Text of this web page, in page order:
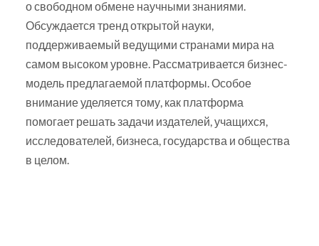
о свободном обмене научными знаниями.
Обсуждается тренд открытой науки,
поддерживаемый ведущими странами мира на
самом высоком уровне. Рассматривается бизнес-
модель предлагаемой платформы. Особое
внимание уделяется тому, как платформа
помогает решать задачи издателей, учащихся,
исследователей, бизнеса, государства и общества
в целом.